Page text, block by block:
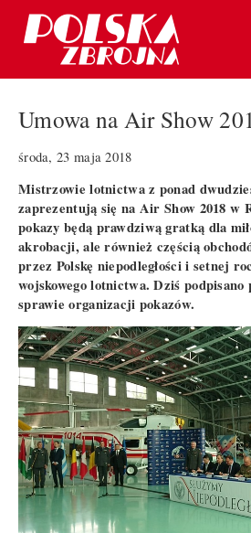
Umowa na Air Show
środa, 23 maja 2018
Mistrzowie lotnictwa z ponad
zaprezentują się na Air Show 2018 w
pokazy będą prawdziwą gratką dla
akrobacji, ale również częścią
przez Polskę niepodległości i setnej
wojskowego lotnictwa. Dziś
sprawie organizacji pokazów.